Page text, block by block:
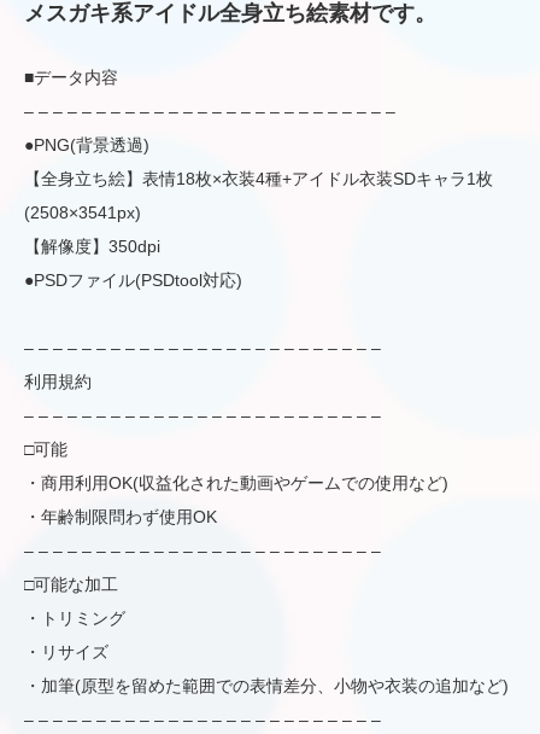
メスガキ系アイドル全身立ち絵素材です。
■データ内容
– – – – – – – – – – – – – – – – – – – – – – – – – –
●PNG(背景透過)
【全身立ち絵】表情18枚×衣装4種+アイドル衣装SDキャラ1枚
(2508×3541px)
【解像度】350dpi
●PSDファイル(PSDtool対応)
– – – – – – – – – – – – – – – – – – – – – – – – –
利用規約
– – – – – – – – – – – – – – – – – – – – – – – – –
□可能
・商用利用OK(収益化された動画やゲームでの使用など)
・年齢制限問わず使用OK
– – – – – – – – – – – – – – – – – – – – – – – – –
□可能な加工
・トリミング
・リサイズ
・加筆(原型を留めた範囲での表情差分、小物や衣装の追加など)
– – – – – – – – – – – – – – – – – – – – – – – – –